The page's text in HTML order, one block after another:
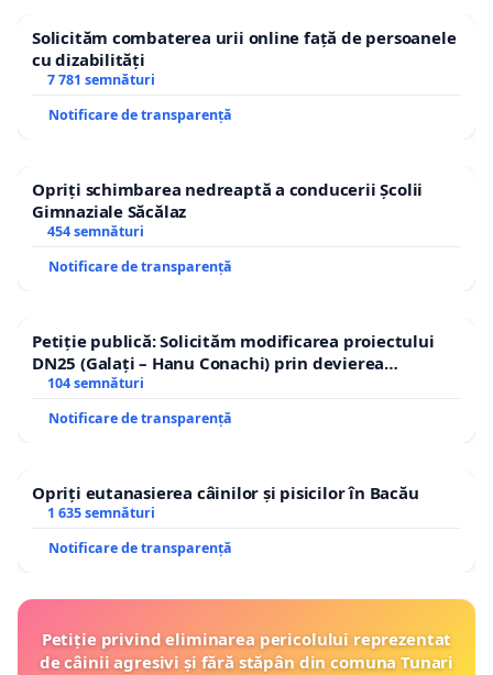
Solicităm combaterea urii online față de persoanele
cu dizabilități
7 781 semnături
Notificare de transparență
Opriți schimbarea nedreaptă a conducerii Școlii
Gimnaziale Săcălaz
454 semnături
Notificare de transparență
Petiție publică: Solicităm modificarea proiectului
DN25 (Galați – Hanu Conachi) prin devierea
traseului în afara localităților!
104 semnături
Notificare de transparență
Opriți eutanasierea câinilor și pisicilor în Bacău
1 635 semnături
Notificare de transparență
Petiție privind eliminarea pericolului reprezentat
de câinii agresivi și fără stăpân din comuna Tunari